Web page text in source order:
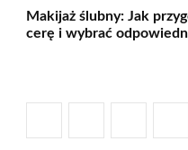
Makijaż ślubny: Jak
cerę i wybrać